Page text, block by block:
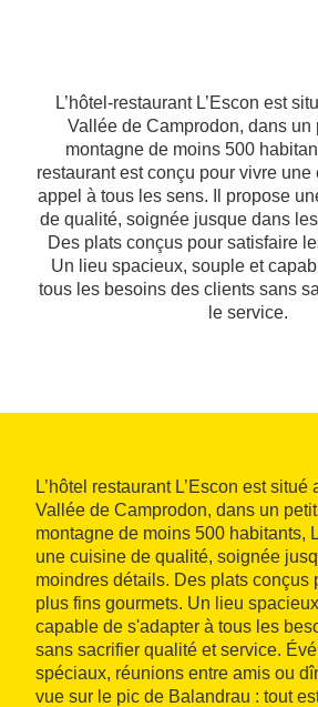
L’hôtel-restaurant L’Escon est
Vallée de Camprodon, dans un
montagne de moins 500
restaurant est conçu pour vivre
appel à tous les sens. Il propose
de qualité, soignée jusque dans
Des plats conçus pour satisfaire
Un lieu spacieux, souple et
tous les besoins des clients sans
le service.
L’hôtel restaurant L’Escon est
Vallée de Camprodon, dans un
montagne de moins 500 habitants,
une cuisine de qualité, soignée
moindres détails. Des plats conçus
plus fins gourmets. Un lieu
capable de s'adapter à tous les
sans sacrifier qualité et service.
spéciaux, réunions entre amis ou
vue sur le pic de Balandrau : tout